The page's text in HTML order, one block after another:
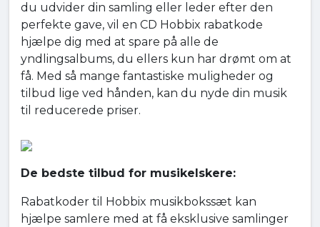
du udvider din samling eller leder efter den
perfekte gave, vil en CD Hobbix rabatkode
hjælpe dig med at spare på alle de
yndlingsalbums, du ellers kun har drømt om at
få. Med så mange fantastiske muligheder og
tilbud lige ved hånden, kan du nyde din musik
til reducerede priser.
De bedste tilbud for musikelskere:
Rabatkoder til Hobbix musikbokssæt kan
hjælpe samlere med at få eksklusive samlinger